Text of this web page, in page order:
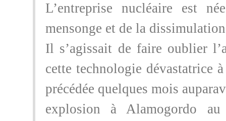
L’entreprise nucléaire est
mensonge et de la
Il s’agissait de faire oublier
cette technologie dévastatrice
précédée quelques mois
explosion à Alamogordo au